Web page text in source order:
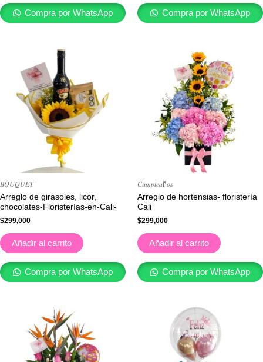
Compra por WhatsApp Compra por WhatsApp
𝐵𝑂𝑈𝑄𝑈𝐸𝑇
Arreglo de girasoles, licor,
chocolates-Floristerías-en-Cali-
$299,000
Añadir al carrito
Compra por WhatsApp
𝐶𝑢𝑚𝑝𝑙𝑒𝑎ñ𝑜𝑠
Arreglo de hortensias- floristería
Cali
$299,000
Añadir al carrito
Compra por WhatsApp